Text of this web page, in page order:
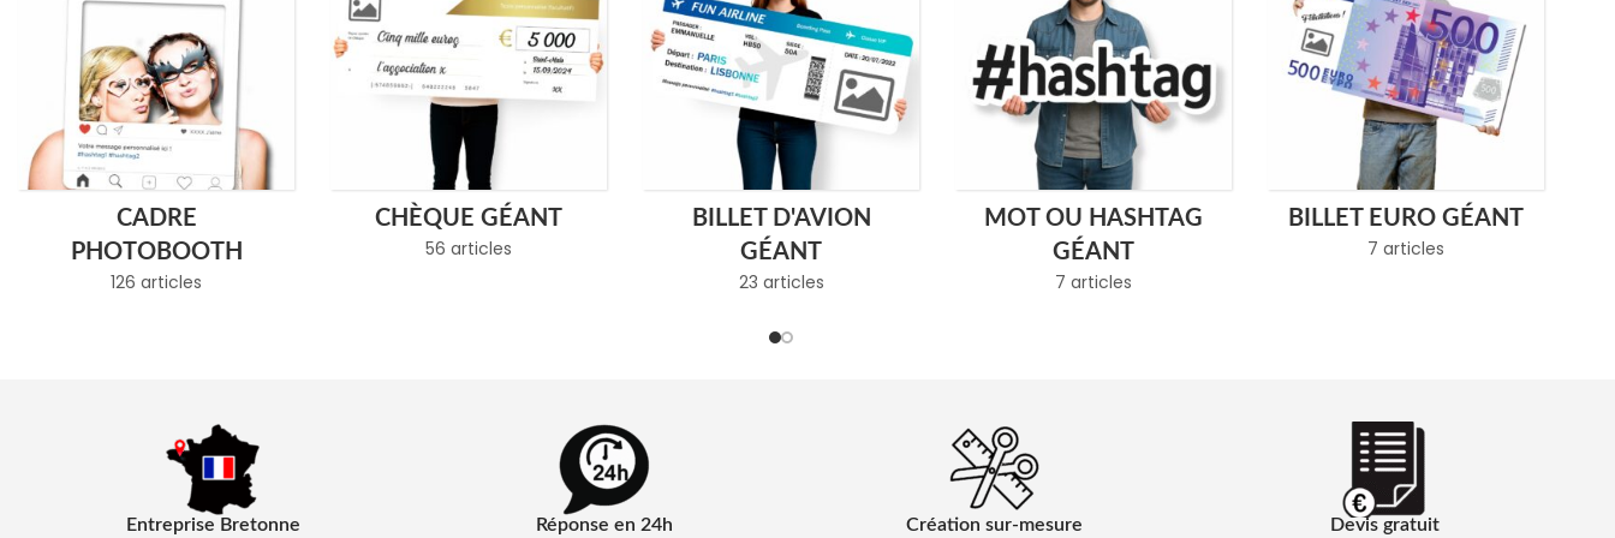
CADRE
PHOTOBOOTH
126 articles
CHÈQUE GÉANT
56 articles
BILLET D'AVION
GÉANT
23 articles
MOT OU HASHTAG
GÉANT
7 articles
BILLET EURO GÉANT
7 articles
Entreprise Bretonne Réponse en 24h Création sur-mesure Devis gratuit